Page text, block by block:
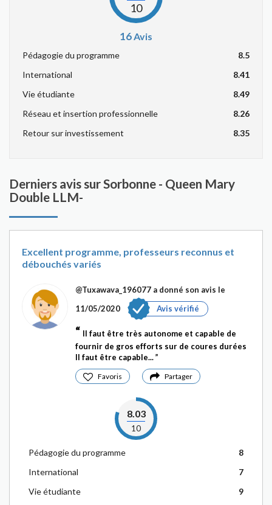
10
16Avis
Pédagogie du programme
8.5
International
8.41
Vie étudiante
8.49
Réseau et insertion professionnelle
8.26
Retour sur investissement
8.35
Derniers avis sur Sorbonne - Queen Mary
Double LLM-
Excellent programme, professeurs reconnus et
débouchés variés
@Tuxawava_196077 a donné son avis le
11/05/2020
Avis vérifié
Il faut être très autonome et capable de
fournir de gros efforts sur de coures durées
Il faut être capable...
Favoris Partager
8.03
10
Pédagogie du programme
8
International
7
Vie étudiante
9